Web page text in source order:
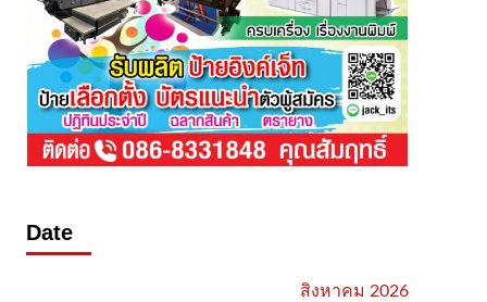
Date
สิงหาคม 2026